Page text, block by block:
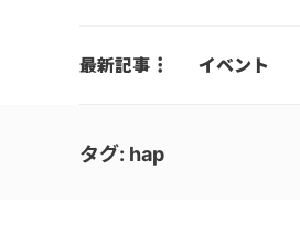
最新記事 イベント
タグ: hap